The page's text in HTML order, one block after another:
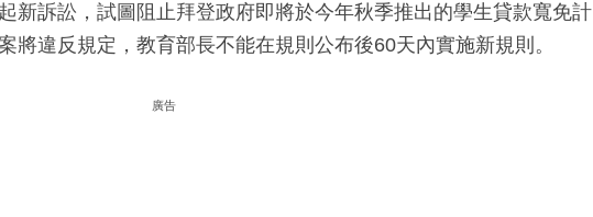
新訴訟，試圖阻止拜登政府即將於今年秋季推出的學生貸款寬免計
將違反規定，教育部長不能在規則公布後60天內實施新規則。
廣告